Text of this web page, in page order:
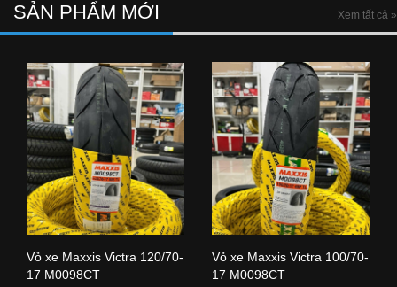
SẢN PHẨM MỚI Xem tất cả »
Vỏ xe Maxxis Victra 120/70-
17 M0098CT
Vỏ xe Maxxis Victra 100/70-
17 M0098CT